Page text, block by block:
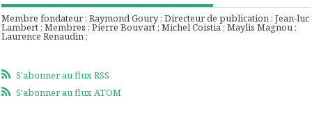
Membre fondateur : Raymond Goury ; Directeur de publication : Jean-luc
Lambert ; Membres : Pierre Bouvart ; Michel Coistia ; Maylis Magnou ;
Laurence Renaudin ;
S'abonner au flux RSS
S'abonner au flux ATOM